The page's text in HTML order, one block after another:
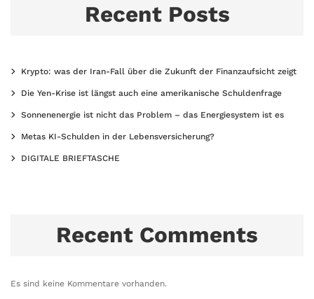
Recent Posts
Krypto: was der Iran-Fall über die Zukunft der Finanzaufsicht zeigt
Die Yen-Krise ist längst auch eine amerikanische Schuldenfrage
Sonnenenergie ist nicht das Problem – das Energiesystem ist es
Metas KI-Schulden in der Lebensversicherung?
DIGITALE BRIEFTASCHE
Recent Comments
Es sind keine Kommentare vorhanden.